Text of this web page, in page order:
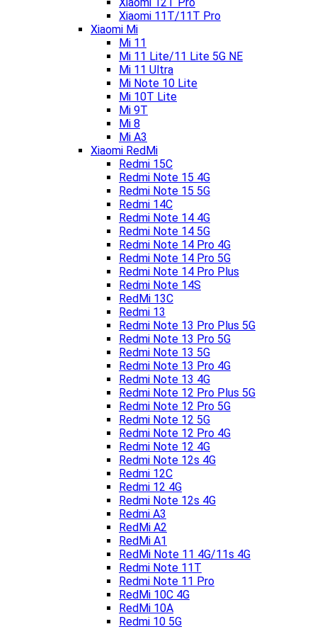
Xiaomi 11T/11T Pro
Xiaomi Mi
Mi 11
Mi 11 Lite/11 Lite 5G NE
Mi 11 Ultra
Mi Note 10 Lite
Mi 10T Lite
Mi 9T
Mi 8
Mi A3
Xiaomi RedMi
Redmi 15C
Redmi Note 15 4G
Redmi Note 15 5G
Redmi 14C
Redmi Note 14 4G
Redmi Note 14 5G
Redmi Note 14 Pro 4G
Redmi Note 14 Pro 5G
Redmi Note 14 Pro Plus
Redmi Note 14S
RedMi 13C
Redmi 13
Redmi Note 13 Pro Plus 5G
Redmi Note 13 Pro 5G
Redmi Note 13 5G
Redmi Note 13 Pro 4G
Redmi Note 13 4G
Redmi Note 12 Pro Plus 5G
Redmi Note 12 Pro 5G
Redmi Note 12 5G
Redmi Note 12 Pro 4G
Redmi Note 12 4G
Redmi Note 12s 4G
Redmi 12C
Redmi 12 4G
Redmi Note 12s 4G
Redmi A3
RedMi A2
RedMi A1
RedMi Note 11 4G/11s 4G
Redmi Note 11T
Redmi Note 11 Pro
RedMi 10C 4G
RedMi 10A
Redmi 10 5G